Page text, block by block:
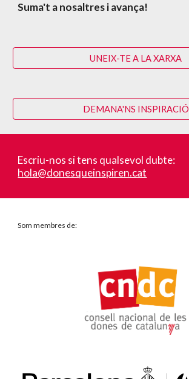
Suma't a nosaltres i avança!
UNEIX-TE A LA XARXA
DEMANA'NS INSPIRACIÓ
Escriu-nos si tens qualsevol dubte:
hola@donesqueinspiren.cat
Som membres de: